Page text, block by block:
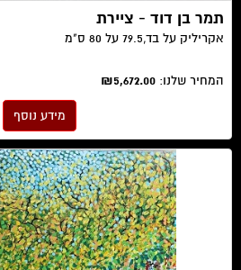
תמר בן דוד - ציירת
אקריליק על בד, ​79.5 על 80 ס"מ
המחיר שלנו: ₪5,672.00
מידע נוסף